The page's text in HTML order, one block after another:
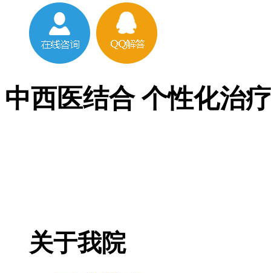
中西医结合 个性化治
关于我院